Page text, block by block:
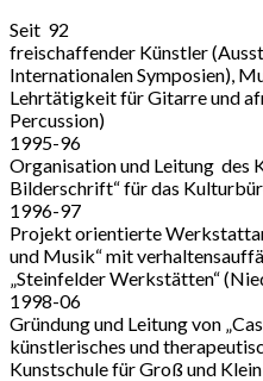
Seit 92
freischaffender Künstler
Internationalen Symposien),
Lehrtätigkeit für Gitarre und
Percussion)
1995-96
Organisation und Leitung des
Bilderschrift“ für das
1996-97
Projekt orientierte
und Musik“ mit
„Steinfelder Werkstätten“
1998-06
Gründung und Leitung von
künstlerisches und
Kunstschule für Groß und